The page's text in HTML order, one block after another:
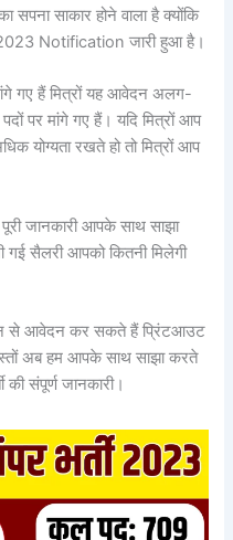
सपना साकार होने वाला है क्योंकि
Notification जारी हुआ है।
गए हैं मित्रों यह आवेदन अलग-
पर मांगे गए हैं। यदि मित्रों आप
योग्यता रखते हो तो मित्रों आप
जानकारी आपके साथ साझा
गई सैलरी आपको कितनी मिलेगी
से आवेदन कर सकते हैं प्रिंटआउट
अब हम आपके साथ साझा करते
की संपूर्ण जानकारी।